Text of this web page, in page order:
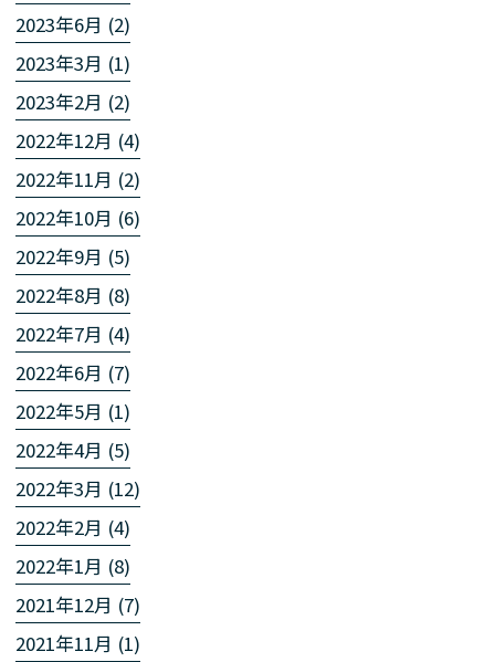
2023年6月 (2)
2023年3月 (1)
2023年2月 (2)
2022年12月 (4)
2022年11月 (2)
2022年10月 (6)
2022年9月 (5)
2022年8月 (8)
2022年7月 (4)
2022年6月 (7)
2022年5月 (1)
2022年4月 (5)
2022年3月 (12)
2022年2月 (4)
2022年1月 (8)
2021年12月 (7)
2021年11月 (1)